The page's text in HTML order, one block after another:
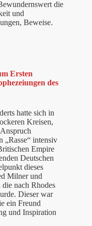
die
und
Beweise.
Ersten
des
hatte sich in
Kreisen,
„Rasse“ intensiv
Empire
Deutschen
dieses
Milner und
die nach Rhodes
Dieser war
ein Freund
und Inspiration